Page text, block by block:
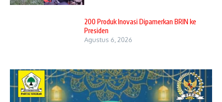
200 Produk Inovasi Dipamerkan BRIN ke
Presiden
Agustus 6, 2026